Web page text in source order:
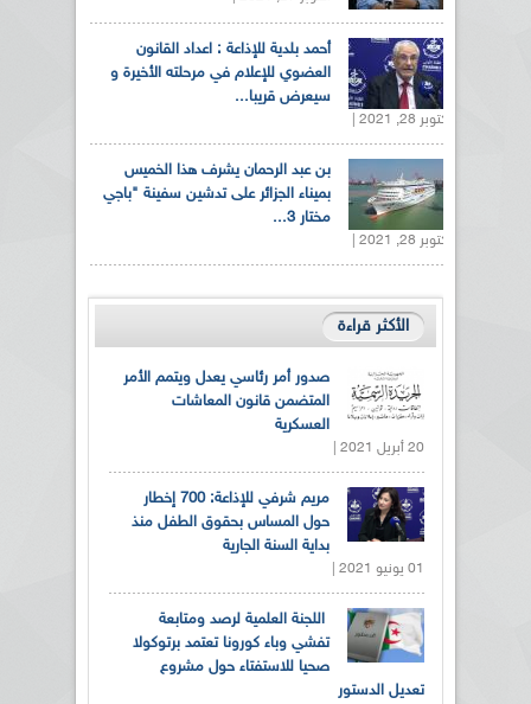
أحمد بلدية للإذاعة : اعداد القانون
العضوي للإعلام في مرحلته الأخيرة و
سيعرض قريبا...
أكتوبر 28, 2021 |
بن عبد الرحمان يشرف هذا الخميس
بميناء الجزائر على تدشين سفينة "باجي
مختار 3...
أكتوبر 28, 2021 |
الأكثر قراءة
صدور أمر رئاسي يعدل ويتمم الأمر
المتضمن قانون المعاشات
العسكرية
20 أبريل 2021 |
مريم شرفي للإذاعة: 700 إخطار
حول المساس بحقوق الطفل منذ
بداية السنة الجارية
01 يونيو 2021 |
اللجنة العلمية لرصد ومتابعة
تفشي وباء كورونا تعتمد برتوكولا
صحيا للاستفتاء حول مشروع
تعديل الدستور